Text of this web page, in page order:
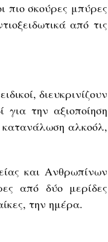
πιο σκούρες μπύρες
από τις
διευκρινίζουν
την αξιοποίηση
κατανάλωση αλκοόλ,
και Ανθρωπίνων
από δύο μερίδες
την ημέρα.